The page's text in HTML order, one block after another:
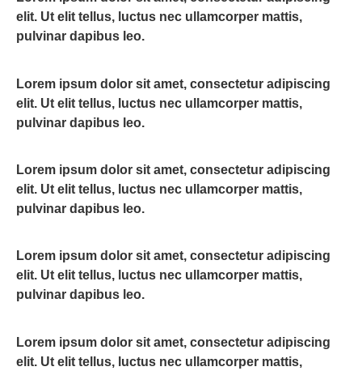
elit. Ut elit tellus, luctus nec ullamcorper mattis,
pulvinar dapibus leo.
Lorem ipsum dolor sit amet, consectetur adipiscing
elit. Ut elit tellus, luctus nec ullamcorper mattis,
pulvinar dapibus leo.
Lorem ipsum dolor sit amet, consectetur adipiscing
elit. Ut elit tellus, luctus nec ullamcorper mattis,
pulvinar dapibus leo.
Lorem ipsum dolor sit amet, consectetur adipiscing
elit. Ut elit tellus, luctus nec ullamcorper mattis,
pulvinar dapibus leo.
Lorem ipsum dolor sit amet, consectetur adipiscing
elit. Ut elit tellus, luctus nec ullamcorper mattis,